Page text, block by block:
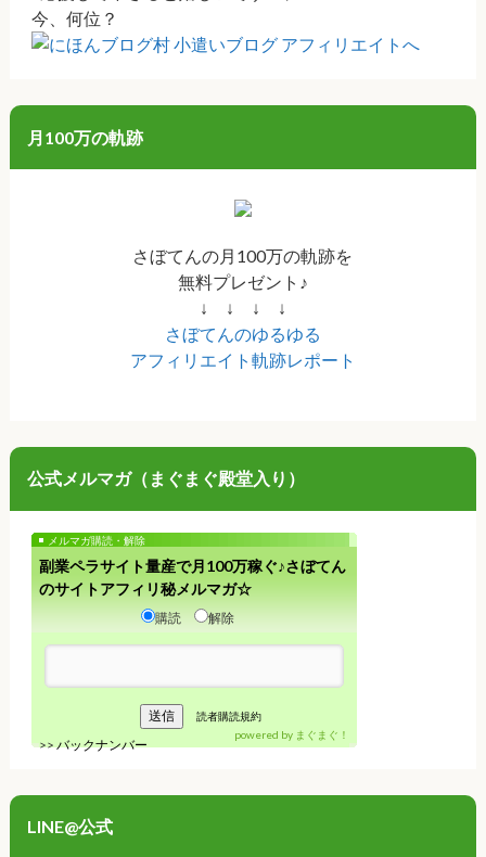
今、何位？
月100万の軌跡
さぼてんの月100万の軌跡を
無料プレゼント♪
↓ ↓ ↓ ↓
さぼてんのゆるゆる
アフィリエイト軌跡レポート
公式メルマガ（まぐまぐ殿堂入り）
メルマガ購読・解除
副業ペラサイト量産で月100万稼ぐ♪さぼてん
のサイトアフィリ秘メルマガ☆
購読 解除
読者購読規約
>>バックナンバー
powered by まぐまぐ！
LINE@公式